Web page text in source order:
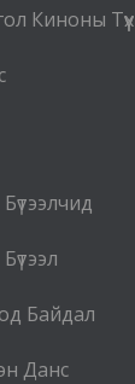
Киноны Түүх
Байдал
Данс